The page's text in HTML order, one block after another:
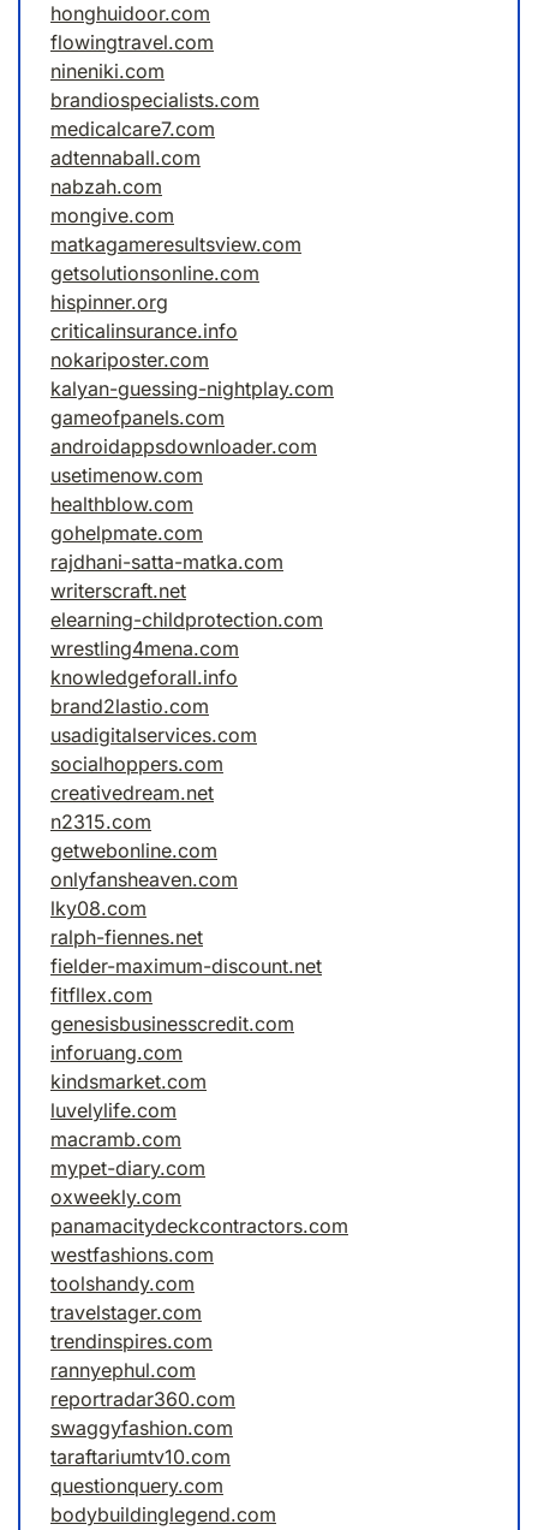
honghuidoor.com
flowingtravel.com
nineniki.com
brandiospecialists.com
medicalcare7.com
adtennaball.com
nabzah.com
mongive.com
matkagameresultsview.com
getsolutionsonline.com
hispinner.org
criticalinsurance.info
nokariposter.com
kalyan-guessing-nightplay.com
gameofpanels.com
androidappsdownloader.com
usetimenow.com
healthblow.com
gohelpmate.com
rajdhani-satta-matka.com
writerscraft.net
elearning-childprotection.com
wrestling4mena.com
knowledgeforall.info
brand2lastio.com
usadigitalservices.com
socialhoppers.com
creativedream.net
n2315.com
getwebonline.com
onlyfansheaven.com
lky08.com
ralph-fiennes.net
fielder-maximum-discount.net
fitfllex.com
genesisbusinesscredit.com
inforuang.com
kindsmarket.com
luvelylife.com
macramb.com
mypet-diary.com
oxweekly.com
panamacitydeckcontractors.com
westfashions.com
toolshandy.com
travelstager.com
trendinspires.com
rannyephul.com
reportradar360.com
swaggyfashion.com
taraftariumtv10.com
questionquery.com
bodybuildinglegend.com